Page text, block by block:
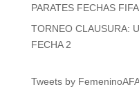
PARATES FECHAS
TORNEO CLAUSURA:
FECHA 2
Tweets by